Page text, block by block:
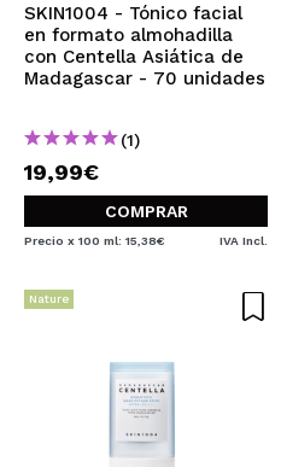
SKIN1004 - Tónico facial
en formato almohadilla
con Centella Asiática de
Madagascar - 70 unidades
(1)
19,99€
COMPRAR
Precio x 100 ml: 15,38€ IVA Incl.
Nature